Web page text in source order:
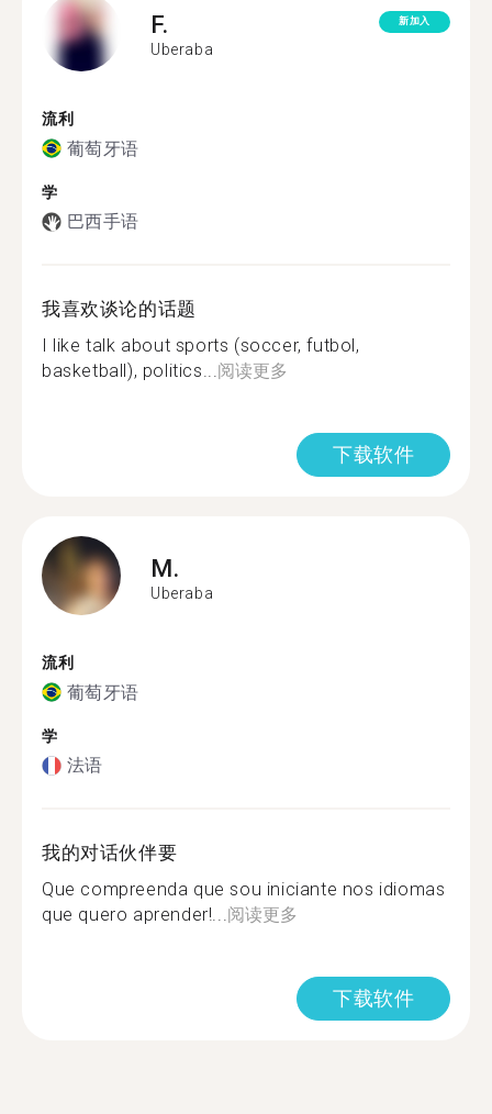
F.
Uberaba
新加入
流利
葡萄牙语
学
巴西手语
我喜欢谈论的话题
I like talk about sports (soccer, futbol,
basketball), politics...阅读更多
下载软件
M.
Uberaba
流利
葡萄牙语
学
法语
我的对话伙伴要
Que compreenda que sou iniciante nos idiomas
que quero aprender!...阅读更多
下载软件